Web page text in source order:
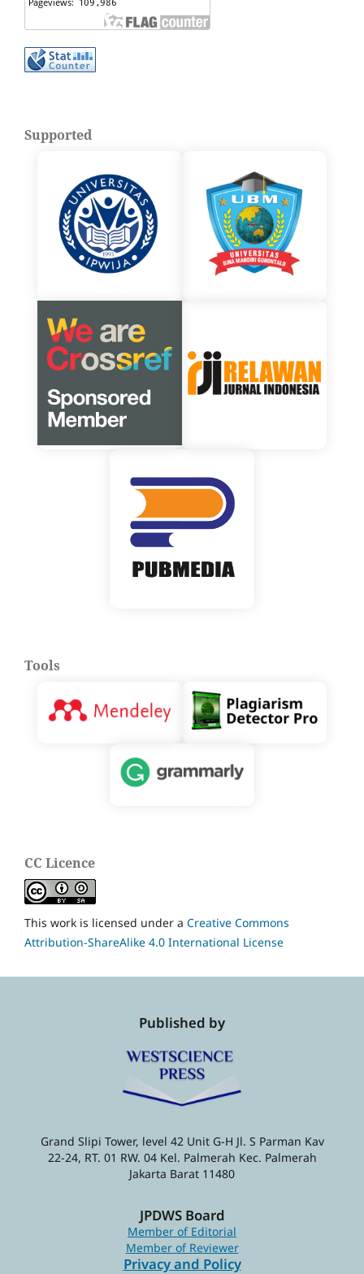
Supported
Tools
CC Licence
This work is licensed under a Creative Commons
Attribution-ShareAlike 4.0 International License
Published by
Grand Slipi Tower, level 42 Unit G-H Jl. S Parman Kav
22-24, RT. 01 RW. 04 Kel. Palmerah Kec. Palmerah
Jakarta Barat 11480
JPDWS Board
Member of Editorial
Member of Reviewer
Privacy and Policy